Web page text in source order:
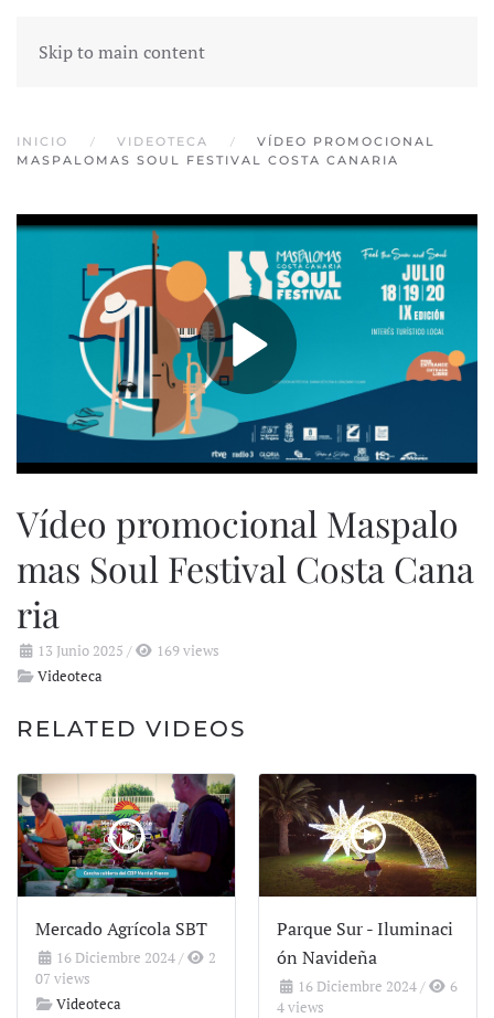
Skip to main content
INICIO VIDEOTECA
VÍDEO PROMOCIONAL
MASPALOMAS SOUL FESTIVAL COSTA CANARIA
Vídeo promocional Maspalo
mas Soul Festival Costa Cana
ria
13 Junio 2025 /
169 views
Videoteca
RELATED VIDEOS
Mercado Agrícola SBT
16 Diciembre 2024/
2
07 views
Videoteca
Parque Sur - Iluminaci
ón Navideña
16 Diciembre 2024/
6
4 views